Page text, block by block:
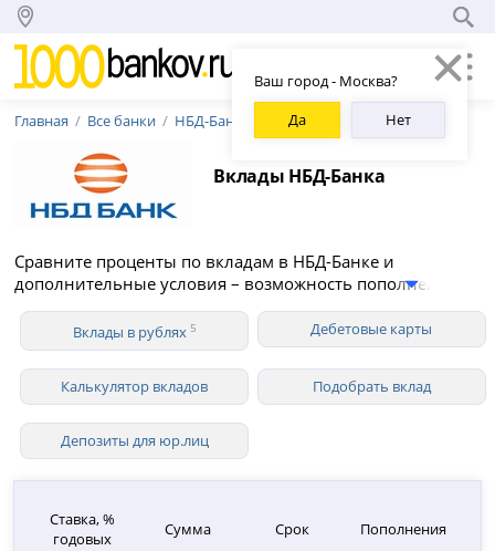
Ваш город - Москва?
Да
Нет
Главная Все банки НБД-Банк
Вклады НБД-Банка
Сравните проценты по вкладам в НБД-Банке и
дополнительные условия – возможность пополнения и
снятия средств, капитализация, вклады для
пенсионеров. В 2026 году НБД-Банк предлагает 5
вкладов для физических лиц в рублях со ставкой до
13.00% годовых.
Вклады в рублях 5 Дебетовые карты
Калькулятор вкладов Подобрать вклад
Депозиты для юр.лиц
Ставка, %
годовых
Сумма Срок Пополнения